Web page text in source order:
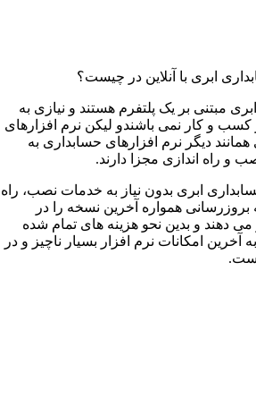
ابری با آنلاین در چیست؟
مبتنی بر یک پلتفرم هستند و نیازی به
و کار نمی باشندو لیکن نرم افزارهای
همانند دیگر نرم افزارهای حسابداری به
و راه اندازی مجزا دارند.
ابری بدون نیاز به خدمات نصب، راه
بروزرسانی همواره آخرین نسخه را در
می دهند و بدین نحو هزینه های تمام شده
امکانات نرم افزار بسیار ناچیز و در
است.